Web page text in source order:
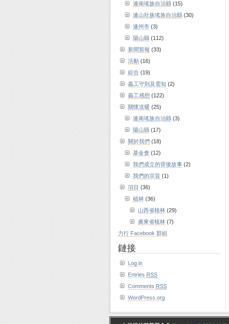
連南瑤族自治縣 (15)
連山壯族瑤族自治縣 (30)
連州市 (3)
陽山縣 (112)
新聞剪報 (33)
活動 (16)
綜合 (19)
義工守則及需知 (2)
義工感想 (122)
關懷送暖 (25)
連南瑤族自治縣 (3)
陽山縣 (17)
關於我們 (18)
基金會 (12)
我們成立的背後故事 (2)
我們的宗旨 (1)
項目 (36)
植林 (36)
山西省植林 (29)
廣東省植林 (7)
力行 Facebook 群組
鏈接
Log in
Entries RSS
Comments RSS
WordPress.org